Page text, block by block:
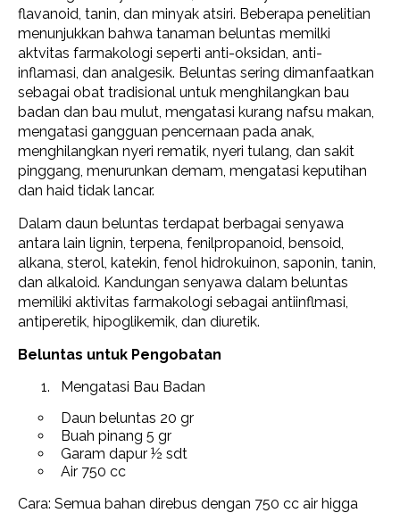
flavanoid, tanin, dan minyak atsiri. Beberapa penelitian
menunjukkan bahwa tanaman beluntas memilki
aktvitas farmakologi seperti anti-oksidan, anti-
inflamasi, dan analgesik. Beluntas sering dimanfaatkan
sebagai obat tradisional untuk menghilangkan bau
badan dan bau mulut, mengatasi kurang nafsu makan,
mengatasi gangguan pencernaan pada anak,
menghilangkan nyeri rematik, nyeri tulang, dan sakit
pinggang, menurunkan demam, mengatasi keputihan
dan haid tidak lancar.
Dalam daun beluntas terdapat berbagai senyawa
antara lain lignin, terpena, fenilpropanoid, bensoid,
alkana, sterol, katekin, fenol hidrokuinon, saponin, tanin,
dan alkaloid. Kandungan senyawa dalam beluntas
memiliki aktivitas farmakologi sebagai antiinflmasi,
antiperetik, hipoglikemik, dan diuretik.
Beluntas untuk Pengobatan
Mengatasi Bau Badan
Daun beluntas 20 gr
Buah pinang 5 gr
Garam dapur ½ sdt
Air 750 cc
Cara: Semua bahan direbus dengan 750 cc air higga